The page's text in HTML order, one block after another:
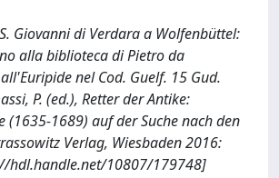
Giovanni di Verdara a Wolfenbüttel:
alla biblioteca di Pietro da
nel Cod. Guelf. 15 Gud.
P. (ed.), Retter der Antike:
(1635-1689) auf der Suche nach den
Verlag, Wiesbaden 2016:
hdl.handle.net/10807/179748]